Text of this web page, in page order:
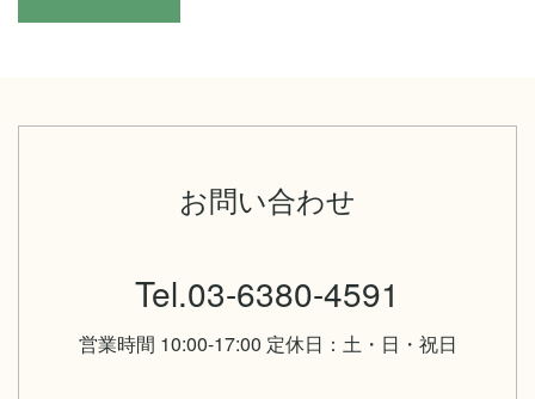
お問い合わせ
Tel.03-6380-4591
営業時間 10:00-17:00 定休日：土・日・祝日